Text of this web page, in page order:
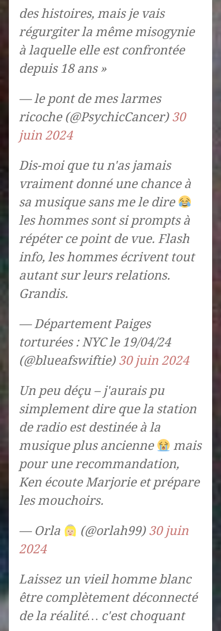
des histoires, mais je vais
régurgiter la même misogynie
à laquelle elle est confrontée
depuis 18 ans »
— le pont de mes larmes
ricoche (@PsychicCancer) 30
juin 2024
Dis-moi que tu n'as jamais
vraiment donné une chance à
sa musique sans me le dire
les hommes sont si prompts à
répéter ce point de vue. Flash
info, les hommes écrivent tout
autant sur leurs relations.
Grandis.
— Département Paiges
torturées : NYC le 19/04/24
(@blueafswiftie) 30 juin 2024
Un peu déçu – j'aurais pu
simplement dire que la station
de radio est destinée à la
musique plus ancienne
mais
pour une recommandation,
Ken écoute Marjorie et prépare
les mouchoirs.
— Orla (@orlah99) 30 juin
2024
Laissez un vieil homme blanc
être complètement déconnecté
de la réalité… c'est choquant